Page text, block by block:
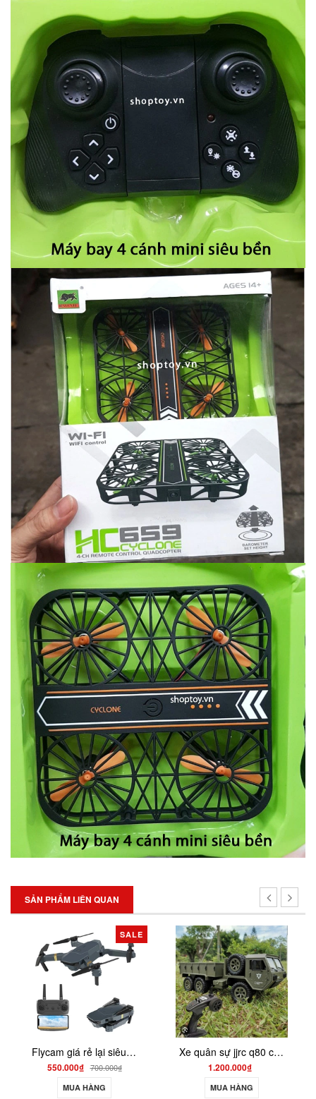
SẢN PHẨM LIÊN QUAN
SALE
Flycam giá rẻ lại siêu bền , drone quay phim giữ độ cao go home S158
550.000₫ 700.000₫
MUA HÀNG
Xe quân sự jjrc q80 chạy 3 cầu 6wd - shoptoy
1.200.000₫
MUA HÀNG